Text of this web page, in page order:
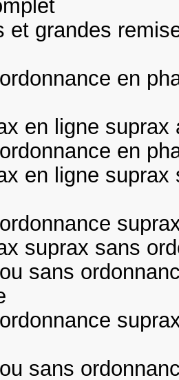
et grandes
en
en ligne suprax
en
en ligne suprax
suprax sans
sans
sans